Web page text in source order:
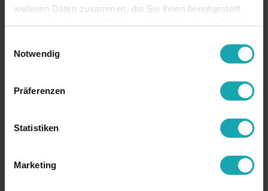
weiteren Daten zusammen, die Sie ihnen bereitgestellt
Notwendig
Präferenzen
Statistiken
Marketing